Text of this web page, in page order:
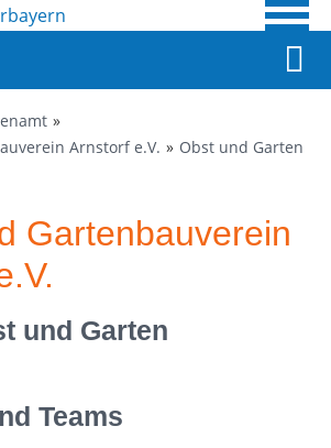
Arnstorf e.V.
Obst und Garten
Gartenbauverein
und Garten
Teams